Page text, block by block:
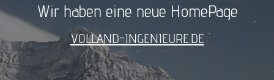
Wir haben eine neue HomePage
VOLLAND-INGENIEURE.DE